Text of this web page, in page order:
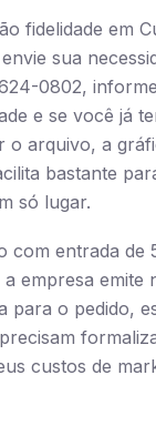
fidelidade em
sua
0802,
e se você já
o arquivo, a
bastante
só lugar.
com entrada de
empresa emite
para o pedido,
custos de